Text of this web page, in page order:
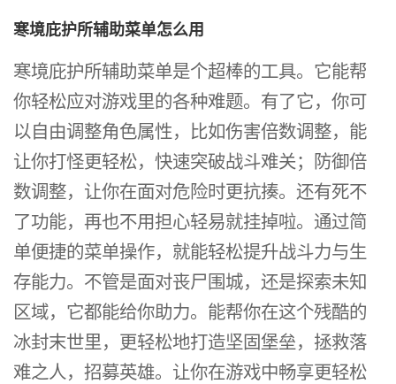
寒境庇护所辅助菜单怎么用
寒境庇护所辅助菜单是个超棒的工具。它能帮
你轻松应对游戏里的各种难题。有了它，你可
以自由调整角色属性，比如伤害倍数调整，能
让你打怪更轻松，快速突破战斗难关；防御倍
数调整，让你在面对危险时更抗揍。还有死不
了功能，再也不用担心轻易就挂掉啦。通过简
单便捷的菜单操作，就能轻松提升战斗力与生
存能力。不管是面对丧尸围城，还是探索未知
区域，它都能给你助力。能帮你在这个残酷的
冰封末世里，更轻松地打造坚固堡垒，拯救落
难之人，招募英雄。让你在游戏中畅享更轻松